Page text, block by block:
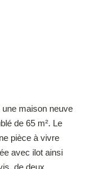
maison neuve
de 65 m². Le
pièce à vivre
avec ilot ainsi
de deux